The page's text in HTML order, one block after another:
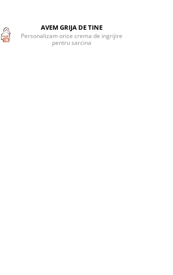
AVEM GRIJA DE TINE
Personalizam orice crema de ingrijire
pentru sarcina